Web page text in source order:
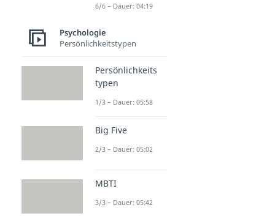
6/6 – Dauer: 04:19
Psychologie
Persönlichkeitstypen
Persönlichkeits
typen
1/3 – Dauer: 05:58
Big Five
2/3 – Dauer: 05:02
MBTI
3/3 – Dauer: 05:42